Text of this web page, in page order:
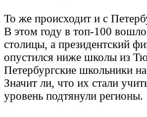
То же происходит и с
В этом году в топ-100
столицы, а президентский
опустился ниже школы из
Петербургские школьники
Значит ли, что их стали
уровень подтянули регионы.